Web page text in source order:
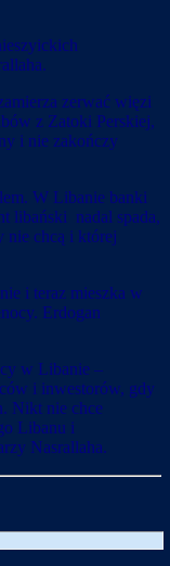
zerwać więzi
z Zatoki Perskiej,
i nie zakończy
W Libanie banki
libański nadal spada,
nie chcą i której
i teraz mieszka w
Erdogan
w Libanie –
i inwestorów, gdy
Nikt nie chce
Libanu i
Nasrallaha.